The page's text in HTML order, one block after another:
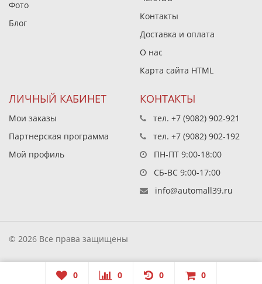
Фото
Блог
Контакты
Доставка и оплата
О нас
Карта сайта HTML
ЛИЧНЫЙ КАБИНЕТ
Мои заказы
Партнерская программа
Мой профиль
КОНТАКТЫ
тел. +7 (9082) 902-921
тел. +7 (9082) 902-192
ПН-ПТ 9:00-18:00
СБ-ВС 9:00-17:00
info@automall39.ru
© 2026 Все права защищены
0 0 0 0